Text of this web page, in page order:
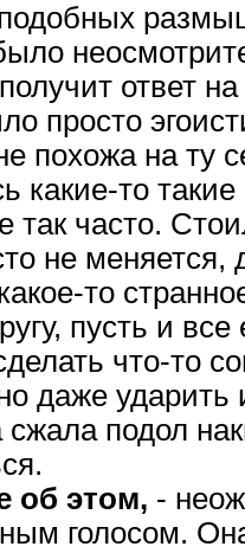
ответ
просто
похожа на ту
какие-то
так часто.
не
то
пусть и
что-то
даже
сжала подол
об этом, -
голосом.